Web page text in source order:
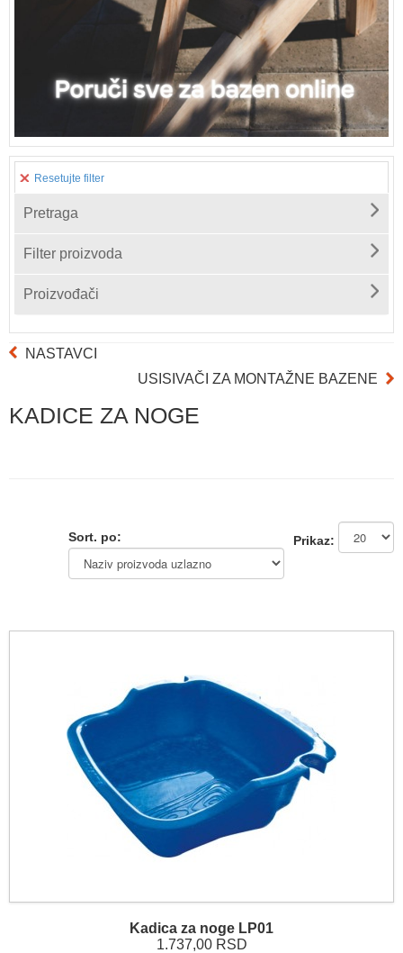
Resetujte filter
Pretraga
Filter proizvoda
Proizvođači
NASTAVCI
USISIVAČI ZA MONTAŽNE BAZENE
KADICE ZA NOGE
Prikaz:
Sort. po:
Kadica za noge LP01
1.737,00 RSD